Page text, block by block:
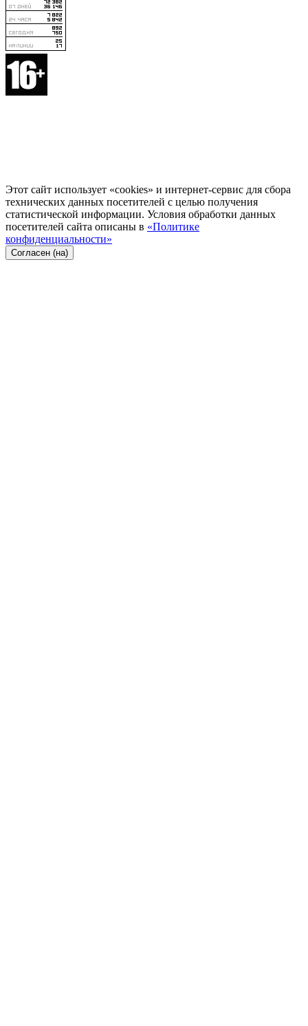
Этот сайт использует «cookies» и интернет-сервис для сбора
технических данных посетителей с целью получения
статистической информации. Условия обработки данных
посетителей сайта описаны в «Политике
конфиденциальности»
Согласен (на)